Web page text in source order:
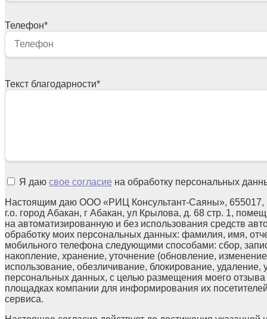
Телефон*
Текст благодарности*
Я даю свое согласие на обработку персональных
Настоящим даю ООО «РИЦ Консультант-Саяны», 655017,
г.о. город Абакан, г Абакан, ул Крылова, д. 68 стр. 1,
на автоматизированную и без использования средств
обработку моих персональных данных: фамилия, имя,
мобильного телефона следующими способами: сбор,
накопление, хранение, уточнение (обновление,
использование, обезличивание, блокирование, удаление,
персональных данных, с целью размещения моего
площадках компании для информирования их
сервиса.